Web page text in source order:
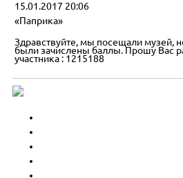
15.01.2017 20:06
«Паприка»
Здравствуйте, мы посещали музей,
были зачислены баллы. Прошу Вас
участника : 1215188